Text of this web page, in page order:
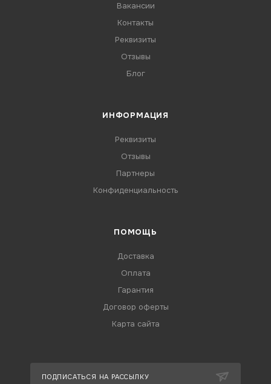
Вакансии
Контакты
Реквизиты
Отзывы
Блог
ИНФОРМАЦИЯ
Реквизиты
Отзывы
Партнеры
Конфиденциальность
ПОМОЩЬ
Доставка
Оплата
Гарантия
Договор оферты
Карта сайта
ПОДПИСАТЬСЯ НА РАССЫЛКУ